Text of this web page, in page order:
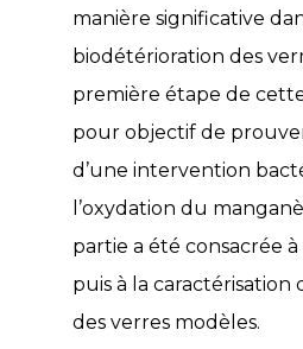
manière significative
biodétérioration des
première étape de
pour objectif de
d’une intervention
l’oxydation du
partie a été consacrée
puis à la caractérisation
des verres modèles.